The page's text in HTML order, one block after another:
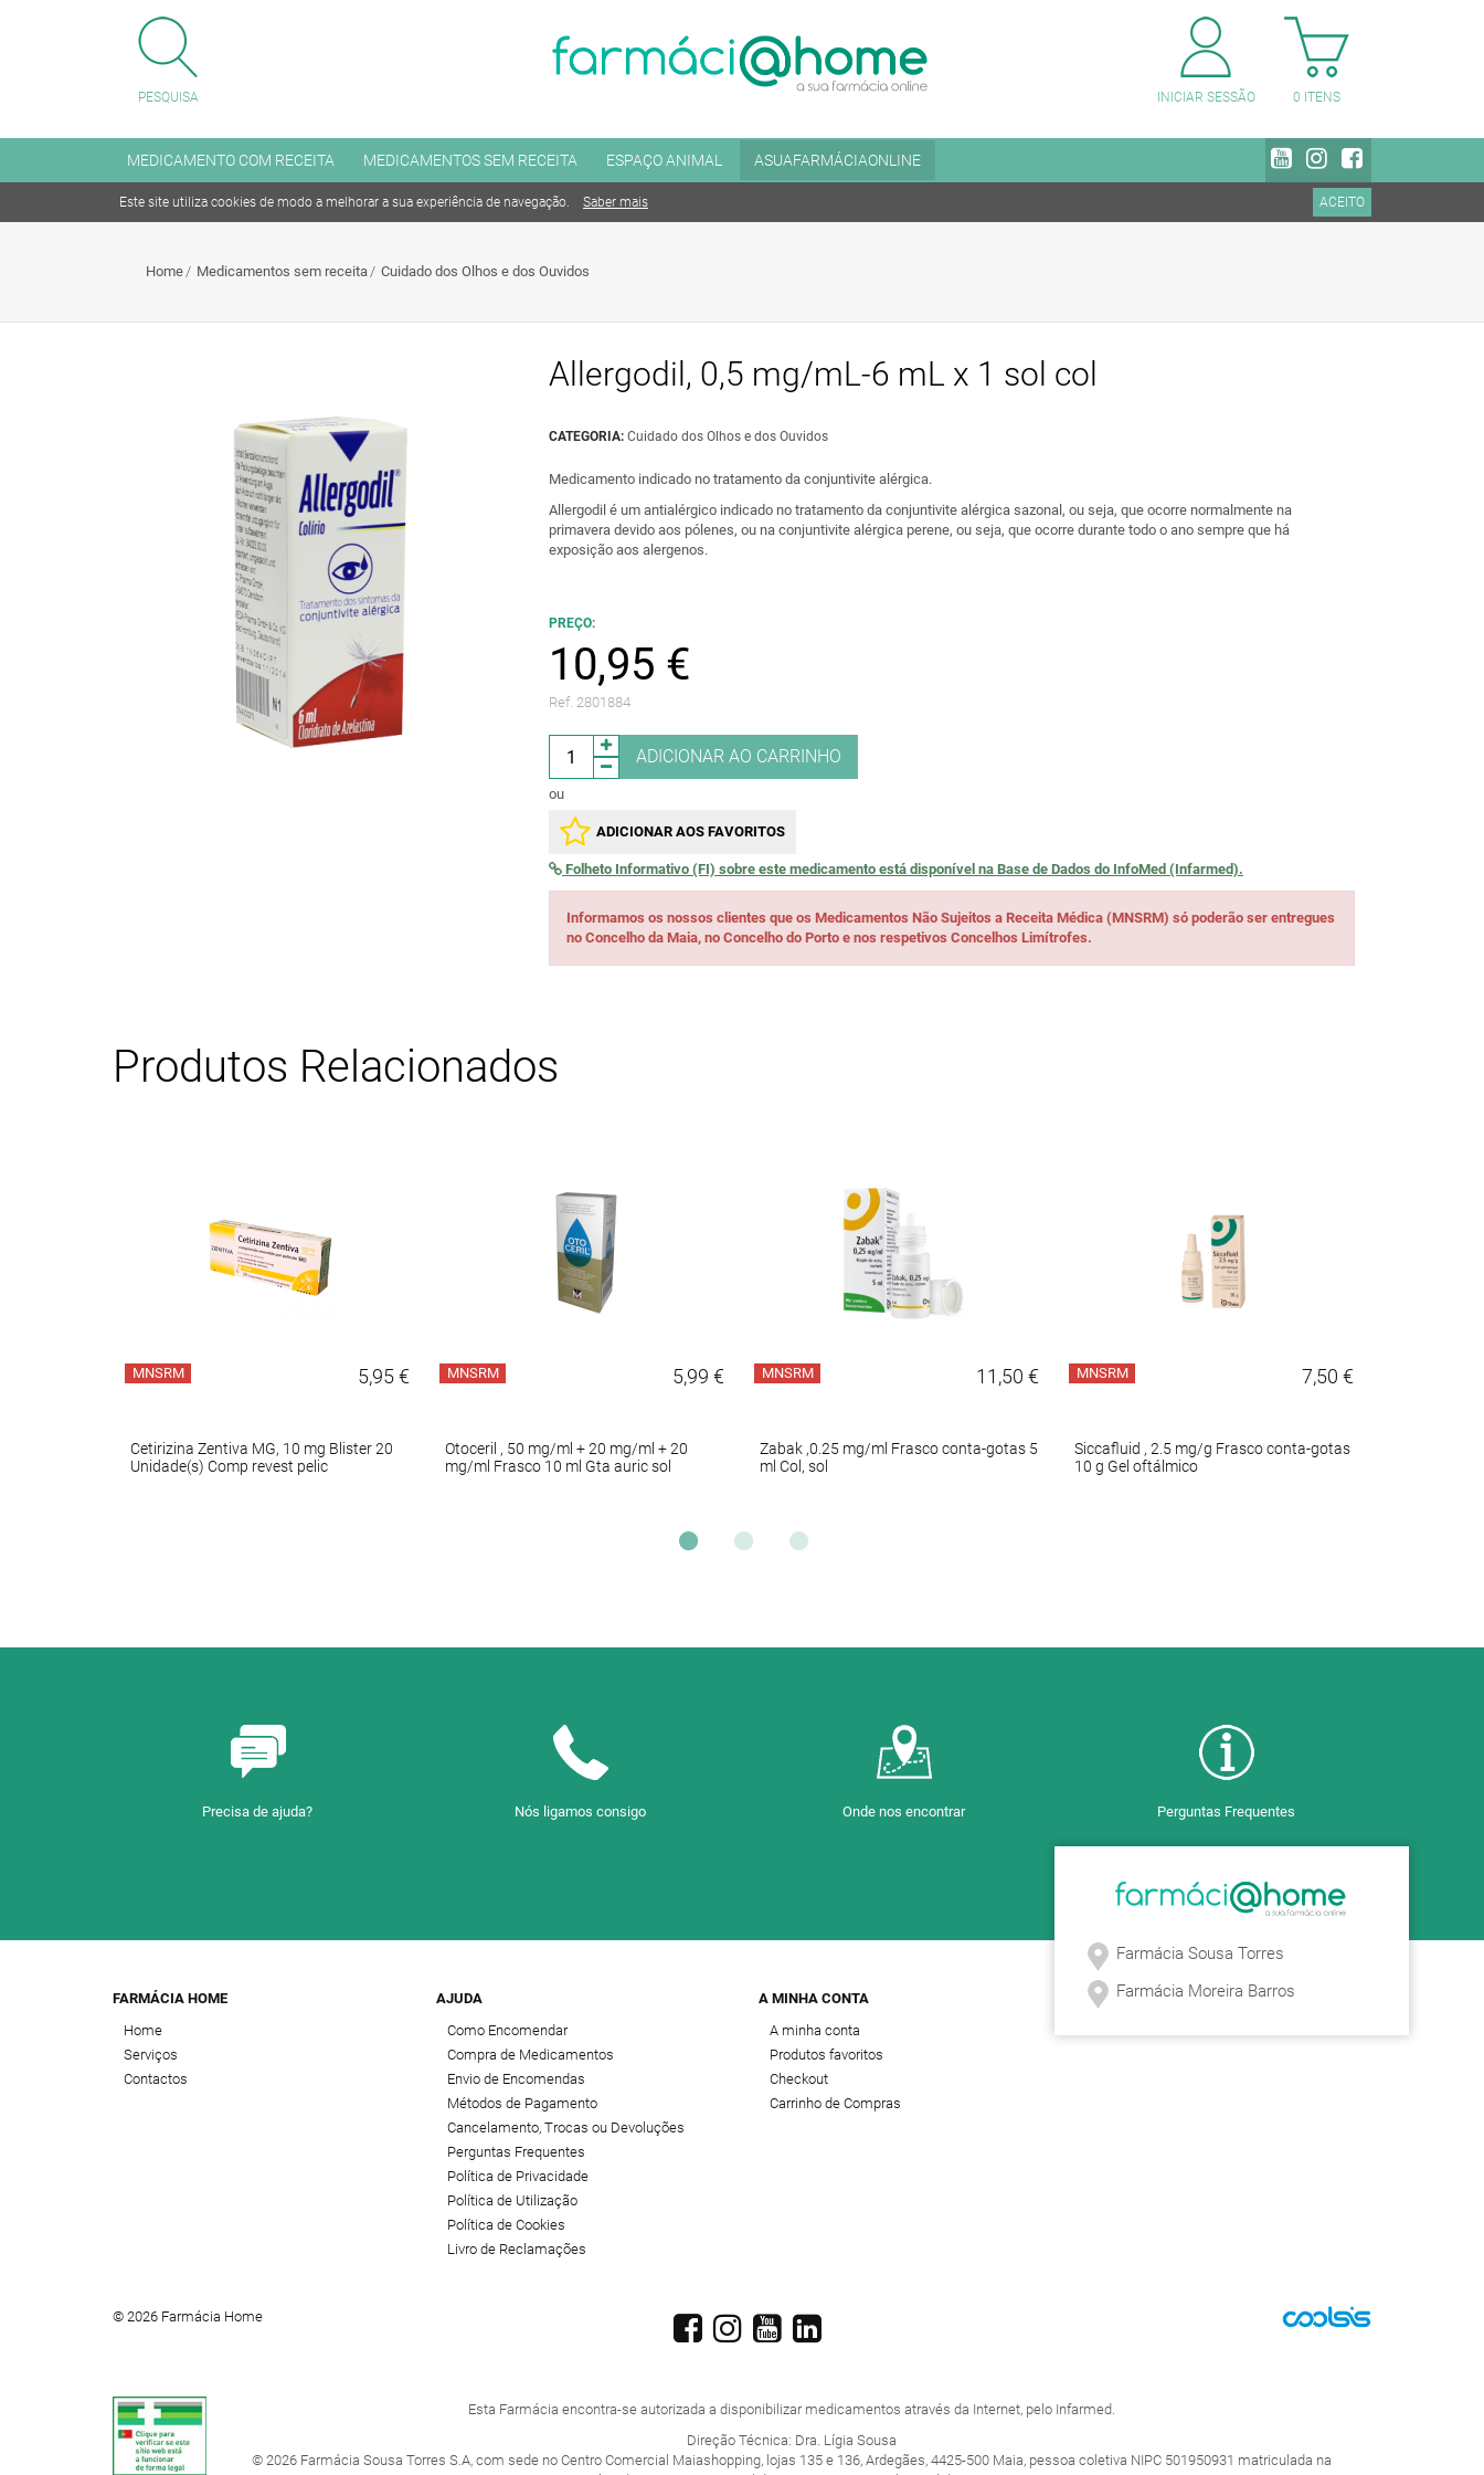
FECHAR MENU PESQUISAR CATEGORIAS
MENU
Articulações, Músculo e Ossos
Coleréticos e Hepaprotetores
Cuidado dos Olhos e dos Ouvidos
Diarreia, Cólicas e Obstipação
Enjoo, Azia e Má disposição
Gripes, Constipações e Alergias
Infeções Vaginais e Trato Urinário
PESQUISA 0 ITENS
INICIAR SESSÃO
MEDICAMENTO COM RECEITA MEDICAMENTOS SEM RECEITA ESPAÇO ANIMAL ASUAFARMÁCIAONLINE
Este site utiliza cookies de modo a melhorar a sua experiência de navegação. Saber mais ACEITO
Home Medicamentos sem receita Cuidado dos Olhos e dos Ouvidos
Allergodil, 0,5 mg/mL-6 mL x 1 sol col
CATEGORIA: Cuidado dos Olhos e dos Ouvidos
Medicamento indicado no tratamento da conjuntivite alérgica.
Allergodil é um antialérgico indicado no tratamento da conjuntivite alérgica sazonal, ou seja, que ocorre normalmente na
primavera devido aos pólenes, ou na conjuntivite alérgica perene, ou seja, que ocorre durante todo o ano sempre que há
exposição aos alergenos.
PREÇO:
10,95 €
Ref. 2801884
ADICIONAR AO CARRINHO
ou
ADICIONAR AOS FAVORITOS
Folheto Informativo (FI) sobre este medicamento está disponível na Base de Dados do InfoMed (Infarmed).
Informamos os nossos clientes que os Medicamentos Não Sujeitos a Receita Médica (MNSRM) só poderão ser entregues
no Concelho da Maia, no Concelho do Porto e nos respetivos Concelhos Limítrofes.
Produtos Relacionados
MNSRM 5,95 €
Cetirizina Zentiva MG, 10 mg Blister 20
Unidade(s) Comp revest pelic
MNSRM 5,99 €
Otoceril , 50 mg/ml + 20 mg/ml + 20
mg/ml Frasco 10 ml Gta auric sol
MNSRM 11,50 €
Zabak ,0.25 mg/ml Frasco conta-gotas 5
ml Col, sol
MNSRM 7,50 €
Siccafluid , 2.5 mg/g Frasco conta-gotas
10 g Gel oftálmico
Precisa de ajuda? Nós ligamos consigo Onde nos encontrar Perguntas Frequentes
FARMÁCIA HOME
Home
Serviços
Contactos
AJUDA
Como Encomendar
Compra de Medicamentos
Envio de Encomendas
Métodos de Pagamento
Cancelamento, Trocas ou Devoluções
Perguntas Frequentes
Política de Privacidade
Política de Utilização
Política de Cookies
Livro de Reclamações
A MINHA CONTA
A minha conta
Produtos favoritos
Checkout
Carrinho de Compras
Farmácia Sousa Torres
Farmácia Moreira Barros
© 2026 Farmácia Home
Esta Farmácia encontra-se autorizada a disponibilizar medicamentos através da Internet, pelo Infarmed.
Direção Técnica: Dra. Lígia Sousa
© 2026 Farmácia Sousa Torres S.A, com sede no Centro Comercial Maiashopping, lojas 135 e 136, Ardegães, 4425-500 Maia, pessoa coletiva NIPC 501950931 matriculada na